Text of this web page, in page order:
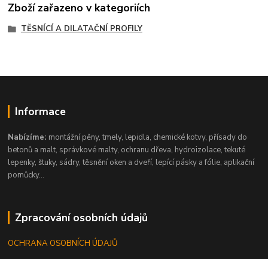
Zboží zařazeno v kategoriích
TĚSNÍCÍ A DILATAČNÍ PROFILY
Informace
Nabízíme: montážní pěny, tmely, lepidla, chemické kotvy, přísady do
betonů a malt, správkové malty, ochranu dřeva, hydroizolace, tekuté
lepenky, štuky, sádry, těsnění oken a dveří, lepící pásky a fólie, aplikační
pomůcky...
Zpracování osobních údajů
OCHRANA OSOBNÍCH ÚDAJŮ